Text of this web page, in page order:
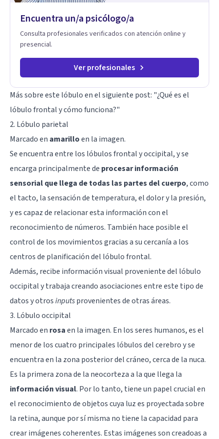
Encuentra un/a psicólogo/a
Consulta profesionales verificados con atención online y
presencial.
Ver profesionales
Más sobre este lóbulo en el siguiente post: "¿Qué es el
lóbulo frontal y cómo funciona?"
2. Lóbulo parietal
Marcado en amarilloen la imagen.
Se encuentra entre los lóbulos frontal y occipital, y se
encarga principalmente de procesar información
sensorial que llega de todas las partes del cuerpo, como
el tacto, la sensación de temperatura, el dolor y la presión,
y es capaz de relacionar esta información con el
reconocimiento de números. También hace posible el
control de los movimientos gracias a su cercanía a los
centros de planificación del lóbulo frontal.
Además, recibe información visual proveniente del lóbulo
occipital y trabaja creando asociaciones entre este tipo de
datos y otrosinputsprovenientes de otras áreas.
3. Lóbulo occipital
Marcado en rosaen la imagen. En los seres humanos, es el
menor de los cuatro principales lóbulos del cerebro y se
encuentra en la zona posterior del cráneo, cerca de la nuca.
Es la primera zona de la neocorteza a la que llega la
información visual. Por lo tanto, tiene un papel crucial en
el reconocimiento de objetos cuya luz es proyectada sobre
la retina, aunque por sí misma no tiene la capacidad para
crear imágenes coherentes. Estas imágenes son creadoas a